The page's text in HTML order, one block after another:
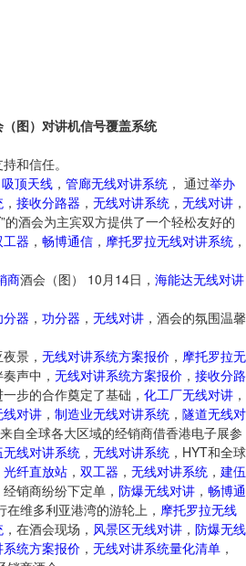
图）对讲机信号覆盖系统
和信任。
顶天线 ， 管廊无线对讲系统 ， 通过举办
， 接收分路器 ， 无线对讲系统 ， 无线对讲 ，
的酒会为主宾双方提供了一个轻松友好的
工器 ， 畅博通信 ， 摩托罗拉无线对讲系统 ，
商酒会（图） 10月14日， 海能达无线对讲
分器 ， 功分器 ， 无线对讲 ，酒会的氛围温馨
景， 无线对讲系统方案报价 ， 摩托罗拉无
声中， 无线对讲系统方案报价 ， 接收分路
一步的合作奠定了基础， 化工厂无线对讲 ，
对讲 ， 制造业无线对讲系统 ， 隧道无线对
自全球各大区域的经销商借香港电子展参
无线对讲系统 ， 无线对讲系统 ，HYT和全球
光纤直放站 ， 双工器 ， 无线对讲系统 ， 建伍
经销商纷纷下定单， 防爆无线对讲 ， 畅博通
在维多利亚港湾的游轮上， 摩托罗拉无线
，在酒会现场， 风景区无线对讲 ， 防爆无线
统方案报价 ， 无线对讲系统量化清单 ，